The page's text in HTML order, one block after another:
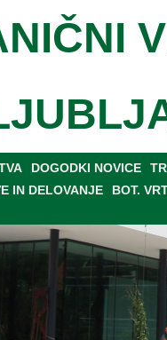
DOGODKI NOVICE
IN DELOVANJE BOT.